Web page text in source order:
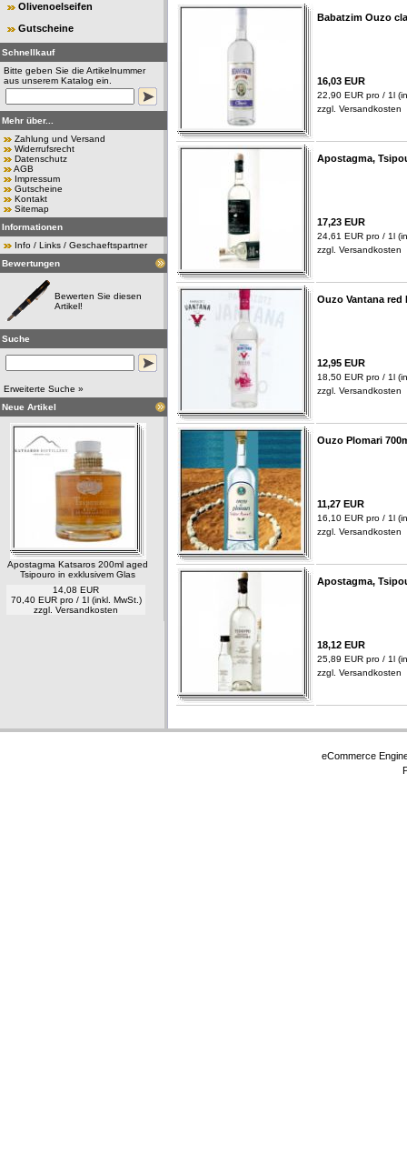
Olivenoelseifen
Gutscheine
Schnellkauf
Bitte geben Sie die Artikelnummer
aus unserem Katalog ein.
Mehr über...
Zahlung und Versand
Widerrufsrecht
Datenschutz
AGB
Impressum
Gutscheine
Kontakt
Sitemap
Informationen
Info / Links / Geschaeftspartner
Bewertungen
Bewerten Sie diesen
Artikel!
Suche
Erweiterte Suche »
Neue Artikel
Apostagma Katsaros 200ml aged
Tsipouro in exklusivem Glas
14,08 EUR
70,40 EUR pro / 1l (inkl. MwSt.)
zzgl. Versandkosten
Babatzim Ouzo
16,03 EUR
22,90 EUR pro / 1l
zzgl. Versandkosten
Apostagma,
17,23 EUR
24,61 EUR pro / 1l
zzgl. Versandkosten
Ouzo Vantana red
12,95 EUR
18,50 EUR pro / 1l
zzgl. Versandkosten
Ouzo Plomari
11,27 EUR
16,10 EUR pro / 1l
zzgl. Versandkosten
Apostagma,
18,12 EUR
25,89 EUR pro / 1l
zzgl. Versandkosten
eCommerce